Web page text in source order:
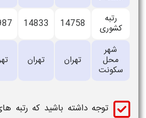
رتبه
کشوری 14758
14833
شهر
محل
سکونت
تهران تهران تهران
توجه داشته باشید کهرتبههای